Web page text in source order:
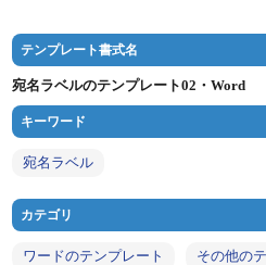
テンプレート書式名
宛名ラベルのテンプレート02・Word
キーワード
宛名ラベル
カテゴリ
ワードのテンプレート その他の